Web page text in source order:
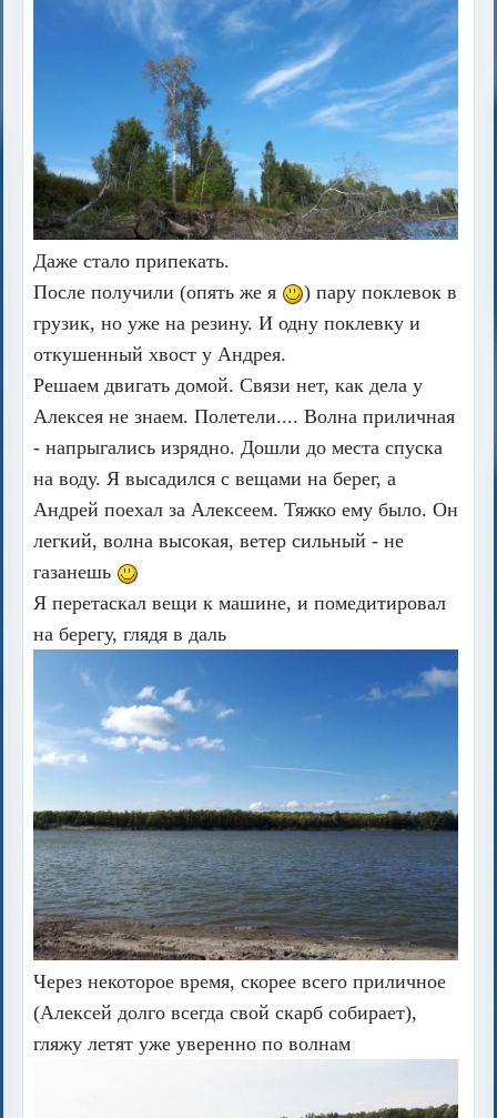
Даже стало припекать.
После получили (опять же я
) пару поклевок в
грузик, но уже на резину. И одну поклевку и
откушенный хвост у Андрея.
Решаем двигать домой. Связи нет, как дела у
Алексея не знаем. Полетели.... Волна приличная
- напрыгались изрядно. Дошли до места спуска
на воду. Я высадился с вещами на берег, а
Андрей поехал за Алексеем. Тяжко ему было. Он
легкий, волна высокая, ветер сильный - не
газанешь
Я перетаскал вещи к машине, и помедитировал
на берегу, глядя в даль
Через некоторое время, скорее всего приличное
(Алексей долго всегда свой скарб собирает),
гляжу летят уже уверенно по волнам